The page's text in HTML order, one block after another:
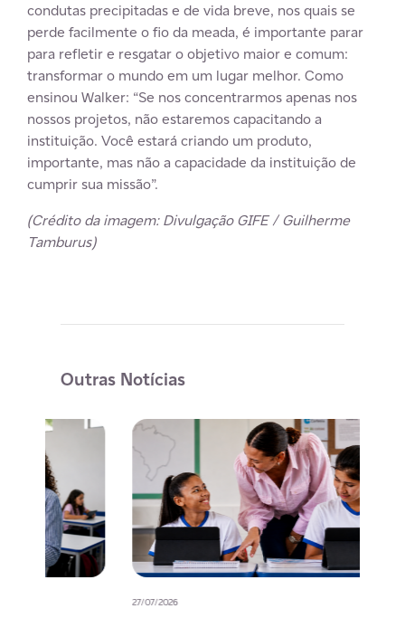
condutas precipitadas e de vida breve, nos quais se
perde facilmente o fio da meada, é importante parar
para refletir e resgatar o objetivo maior e comum:
transformar o mundo em um lugar melhor. Como
ensinou Walker: “Se nos concentrarmos apenas nos
nossos projetos, não estaremos capacitando a
instituição. Você estará criando um produto,
importante, mas não a capacidade da instituição de
cumprir sua missão”.
(Crédito da imagem: Divulgação GIFE / Guilherme
Tamburus)
Outras Notícias